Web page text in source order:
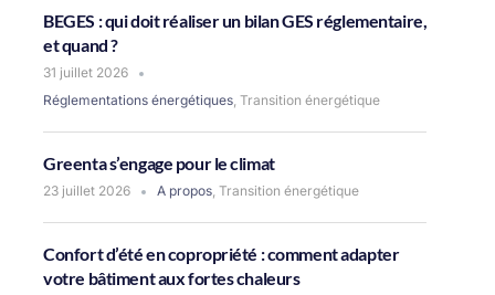
BEGES : qui doit réaliser un bilan GES réglementaire,
et quand ?
31 juillet 2026
Réglementations énergétiques ,Transition énergétique
Greenta s’engage pour le climat
23 juillet 2026 A propos ,Transition énergétique
Confort d’été en copropriété : comment adapter
votre bâtiment aux fortes chaleurs